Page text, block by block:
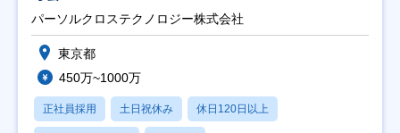
パーソルクロステクノロジー株式会社
東京都
450万~1000万
正社員採用 土日祝休み 休日120日以上